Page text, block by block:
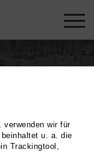
verwenden wir für
u. a. die
Trackingtool,